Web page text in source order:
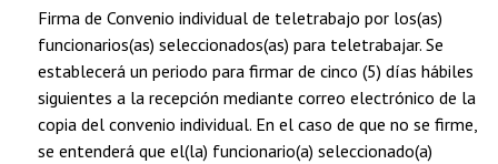
Firma de Convenio individual de teletrabajo por los(as)
funcionarios(as) seleccionados(as) para teletrabajar. Se
establecerá un periodo para firmar de cinco (5) días hábiles
siguientes a la recepción mediante correo electrónico de la
copia del convenio individual. En el caso de que no se firme,
se entenderá que el(la) funcionario(a) seleccionado(a)